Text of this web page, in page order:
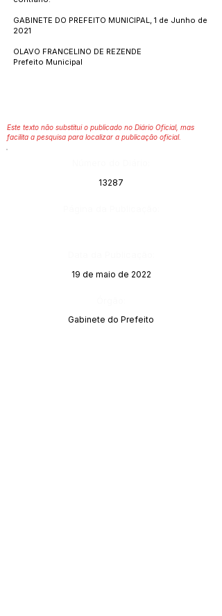
GABINETE DO PREFEITO MUNICIPAL, 1 de Junho de
2021
OLAVO FRANCELINO DE REZENDE
Prefeito Municipal
Este texto não substitui o publicado no Diário Oficial, mas
facilita a pesquisa para localizar a publicação oficial.
13287
19 de maio de 2022
Gabinete do Prefeito